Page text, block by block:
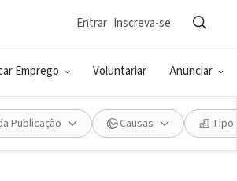
Emprego Voluntariar Anunciar
Entrar Inscreva-se
Publicação Causas Tipo
California